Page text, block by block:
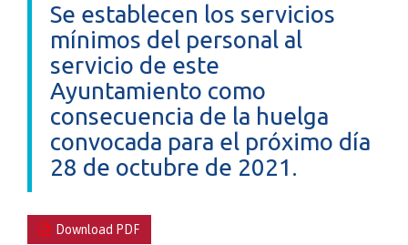
Se establecen los servicios
mínimos del personal al
servicio de este
Ayuntamiento como
consecuencia de la huelga
convocada para el próximo día
28 de octubre de 2021.
Download PDF